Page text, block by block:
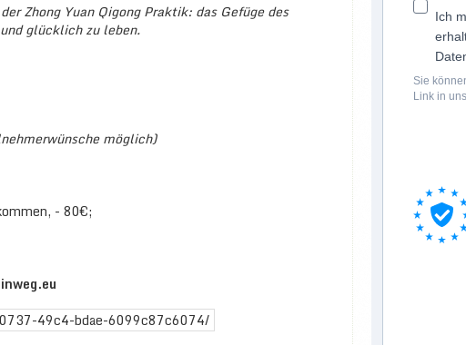
Zhong Yuan Qigong Praktik: das Gefüge des
glücklich zu leben.
möglich)
- 80€;
49c4-bdae-6099c87c6074/
Ich
Sie
Link in